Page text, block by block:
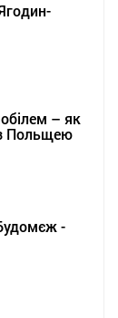
– як
Польщею
-